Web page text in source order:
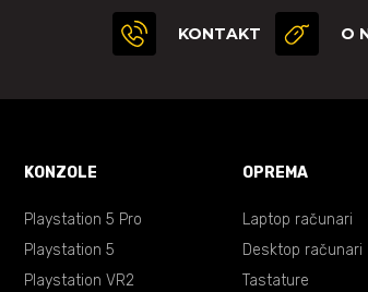
KONTAKT O
KONZOLE
Playstation 5 Pro
Playstation 5
Playstation VR2
OPREMA
Laptop računari
Desktop računari
Tastature